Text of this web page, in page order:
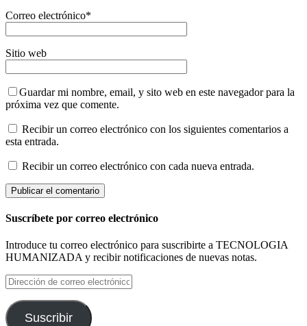
Correo electrónico*
Sitio web
Guardar mi nombre, email, y sito web en este navegador para la
próxima vez que comente.
Recibir un correo electrónico con los siguientes comentarios a
esta entrada.
Recibir un correo electrónico con cada nueva entrada.
Suscríbete por correo electrónico
Introduce tu correo electrónico para suscribirte a TECNOLOGIA
HUMANIZADA y recibir notificaciones de nuevas notas.
Dirección
de
correo
electrónico
Suscribir